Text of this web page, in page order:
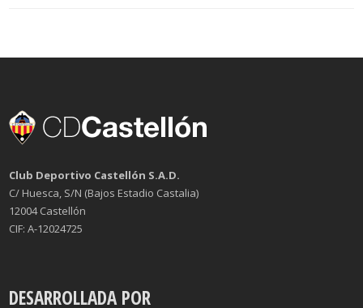
Club Deportivo Castellón S.A.D.
C/ Huesca, S/N (Bajos Estadio Castalia)
12004 Castellón
CIF: A-12024725
DESARROLLADA POR